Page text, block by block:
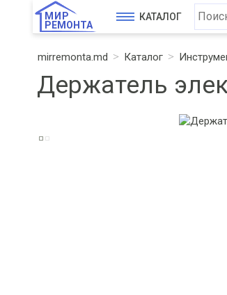
МИР
РЕМОНТА
КАТАЛОГ
mirremonta.md Каталог
Держатель